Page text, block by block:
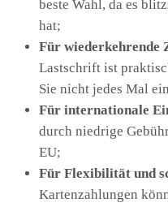
beste Wahl, da es
hat;
Für wiederkehrende
Lastschrift ist
Sie nicht jedes Mal
Für internationale
durch niedrige
EU;
Für Flexibilität und
Kartenzahlungen